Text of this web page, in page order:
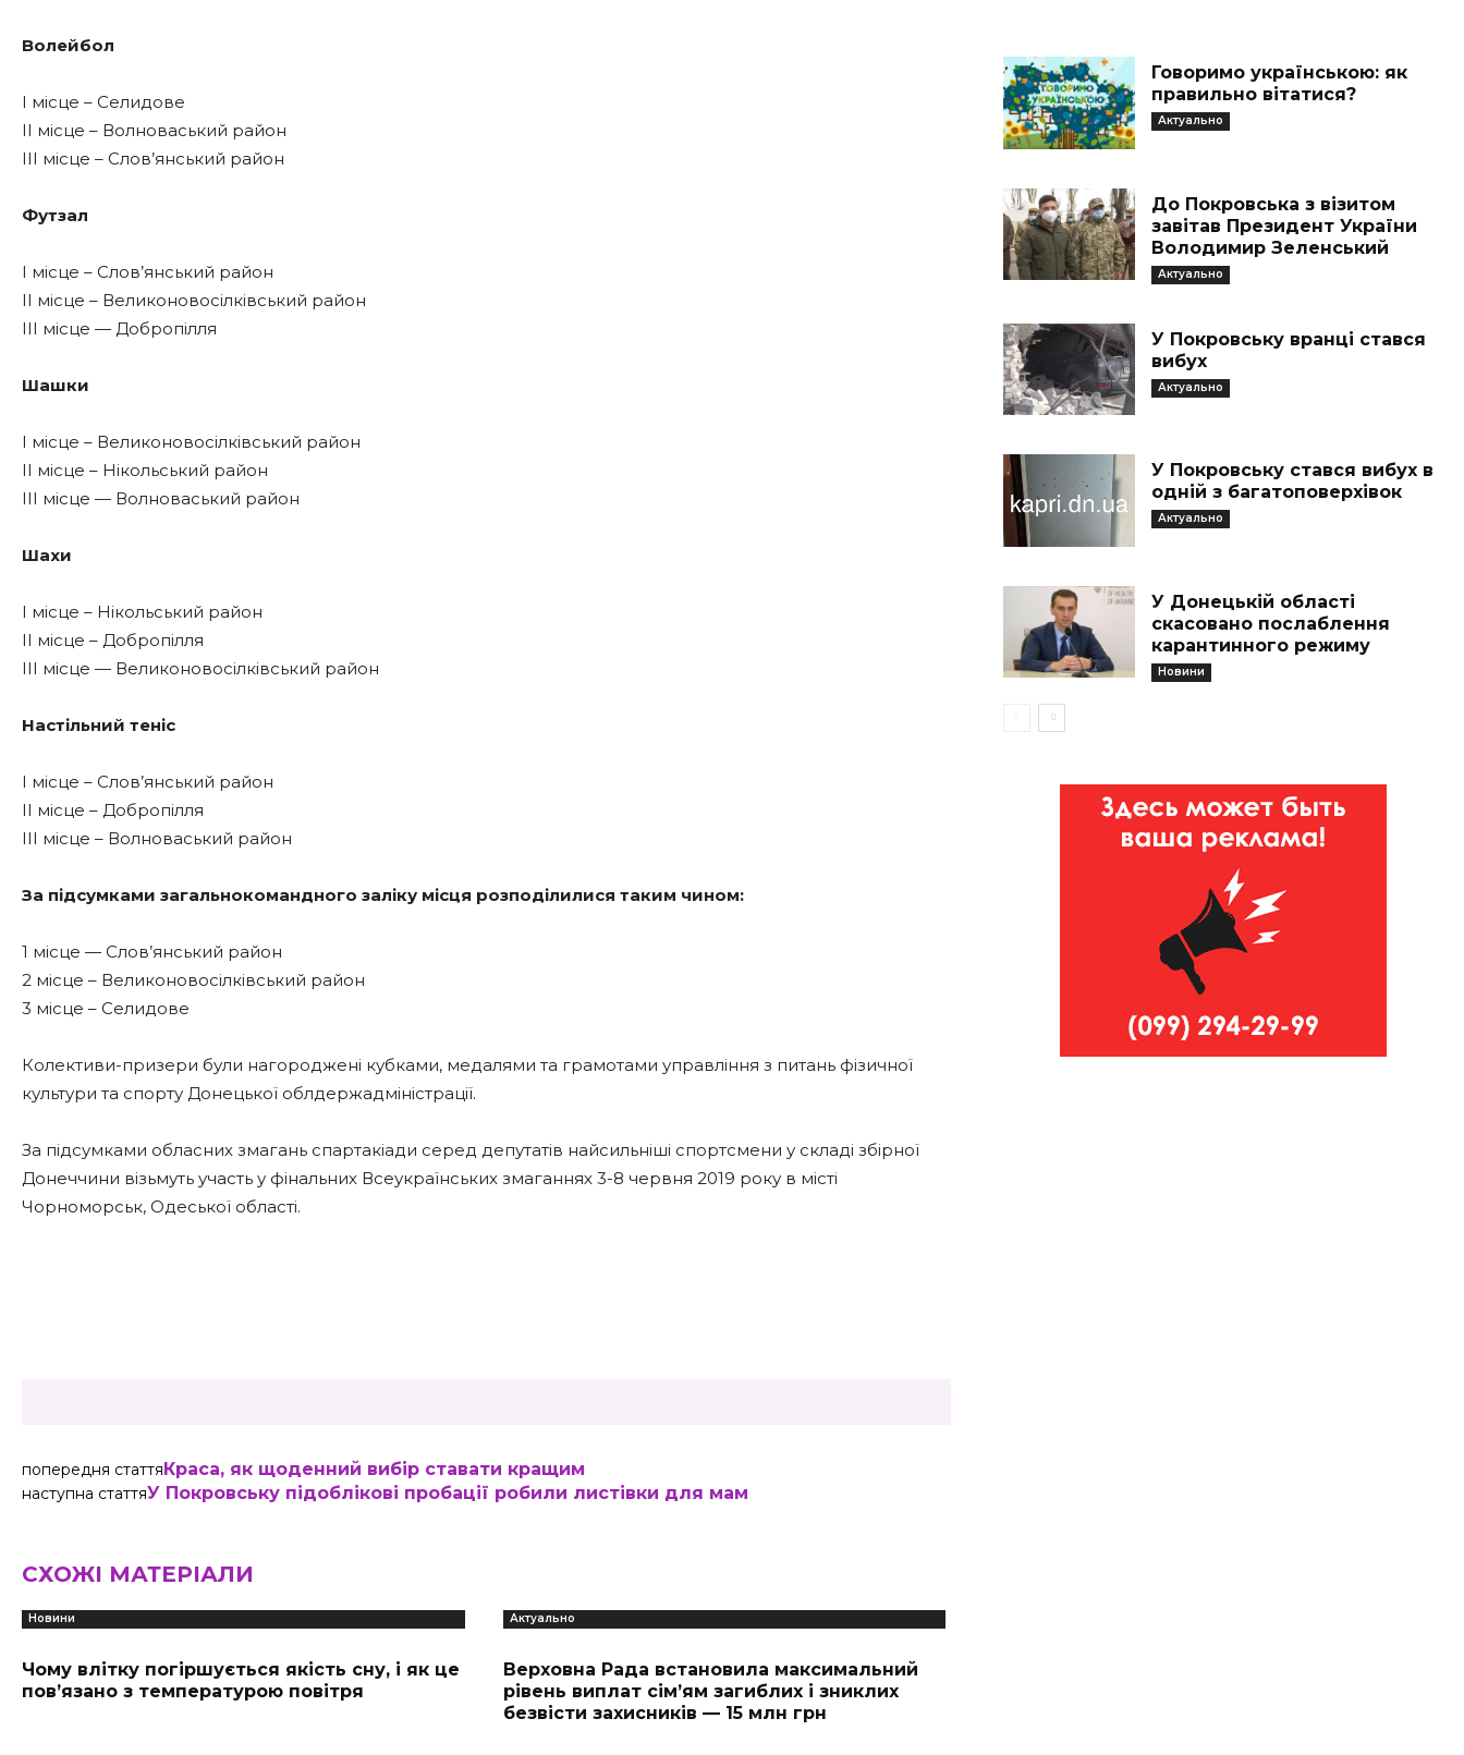
Волейбол
І місце – Селидове
ІІ місце – Волноваський район
ІІІ місце – Слов’янський район
Футзал
І місце – Слов’янський район
ІІ місце – Великоновосілківський район
ІІІ місце — Добропілля
Шашки
І місце – Великоновосілківський район
ІІ місце – Нікольський район
ІІІ місце — Волноваський район
Шахи
І місце – Нікольський район
ІІ місце – Добропілля
ІІІ місце — Великоновосілківський район
Настільний теніс
І місце – Слов’янський район
ІІ місце – Добропілля
ІІІ місце – Волноваський район
За підсумками загальнокомандного заліку місця розподілилися таким чином:
1 місце — Слов’янський район
2 місце – Великоновосілківський район
3 місце – Селидове
Колективи-призери були нагороджені кубками, медалями та грамотами управління з питань фізичної
культури та спорту Донецької облдержадміністрації.
За підсумками обласних змагань спартакіади серед депутатів найсильніші спортсмени у складі збірної
Донеччини візьмуть участь у фінальних Всеукраїнських змаганнях 3-8 червня 2019 року в місті
Чорноморськ, Одеської області.
попередня статтяКраса, як щоденний вибір ставати кращим
наступна статтяУ Покровську підоблікові пробації робили листівки для мам
СХОЖІ МАТЕРІАЛИ
Новини
Чому влітку погіршується якість сну, і як це
пов’язано з температурою повітря
Актуально
Верховна Рада встановила максимальний
рівень виплат сім’ям загиблих і зниклих
безвісти захисників — 15 млн грн
Говоримо українською: як
правильно вітатися?
Актуально
До Покровська з візитом
завітав Президент України
Володимир Зеленський
Актуально
У Покровську вранці стався
вибух
Актуально
У Покровську стався вибух в
одній з багатоповерхівок
Актуально
У Донецькій області
скасовано послаблення
карантинного режиму
Новини